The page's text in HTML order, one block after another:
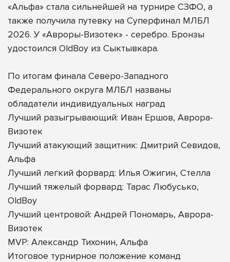
«Альфа» стала сильнейшей на турнире СЗФО, а
также получила путевку на Суперфинал МЛБЛ
2026. У «Авроры-Визотек» - серебро. Бронзы
удостоился OldBoy из Сыктывкара.
По итогам финала Северо-Западного
Федерального округа МЛБЛ названы
обладатели индивидуальных наград
Лучший разыгрывающий: Иван Ершов, Аврора-
Визотек
Лучший атакующий защитник: Дмитрий Севидов,
Альфа
Лучший легкий форвард: Илья Ожигин, Стелла
Лучший тяжелый форвард: Тарас Любусько,
OldBoy
Лучший центровой: Андрей Пономарь, Аврора-
Визотек
MVP: Александр Тихонин, Альфа
Итоговое турнирное положение команд